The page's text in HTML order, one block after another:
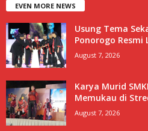
EVEN MORE NEWS
Usung Tema
Ponorogo Resmi
August 7, 2026
Karya Murid
Memukau di
August 7, 2026